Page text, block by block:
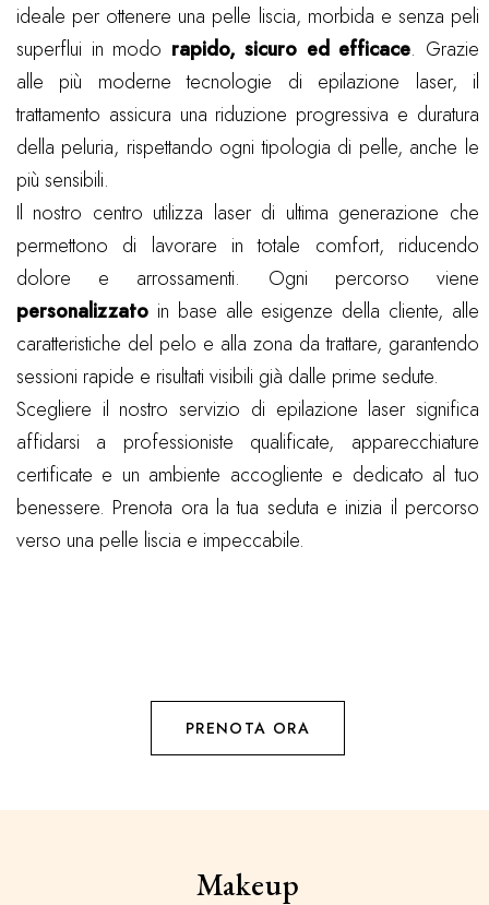
ideale per ottenere una pelle liscia, morbida e senza peli
superflui in modo rapido, sicuro ed efficace. Grazie
alle più moderne tecnologie di epilazione laser, il
trattamento assicura una riduzione progressiva e duratura
della peluria, rispettando ogni tipologia di pelle, anche le
più sensibili.
Il nostro centro utilizza laser di ultima generazione che
permettono di lavorare in totale comfort, riducendo
dolore e arrossamenti. Ogni percorso viene
personalizzato in base alle esigenze della cliente, alle
caratteristiche del pelo e alla zona da trattare, garantendo
sessioni rapide e risultati visibili già dalle prime sedute.
Scegliere il nostro servizio di epilazione laser significa
affidarsi a professioniste qualificate, apparecchiature
certificate e un ambiente accogliente e dedicato al tuo
benessere. Prenota ora la tua seduta e inizia il percorso
verso una pelle liscia e impeccabile.
PRENOTA ORA
Makeup